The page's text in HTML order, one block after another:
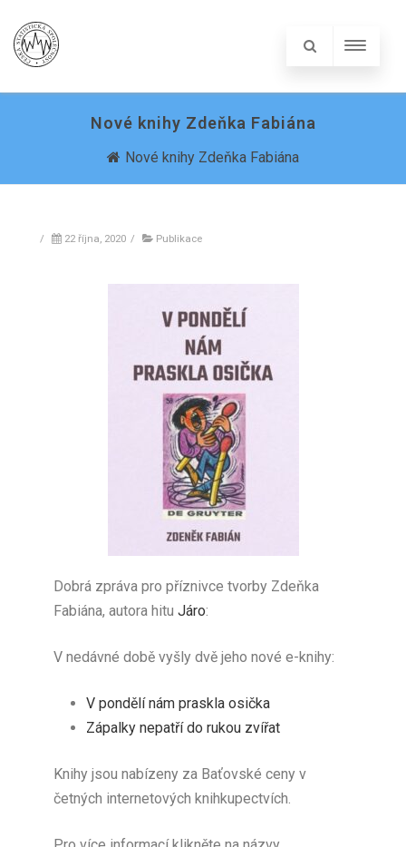
Nové knihy Zdeňka Fabiána
Nové knihy Zdeňka Fabiána
/ 22 října, 2020 / Publikace
Dobrá zpráva pro příznivce tvorby Zdeňka
Fabiána, autora hitu Járo:
V nedávné době vyšly dvě jeho nové e-knihy:
V pondělí nám praskla osička
Zápalky nepatří do rukou zvířat
Knihy jsou nabízeny za Baťovské ceny v
četných internetových knihkupectvích.